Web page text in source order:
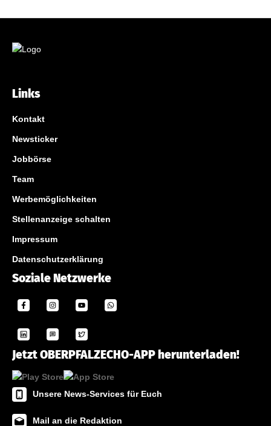
Links
Kontakt
Newsticker
Jobbörse
Team
Werbemöglichkeiten
Stellenanzeige schalten
Impressum
Datenschutzerklärung
Soziale Netzwerke
Jetzt OBERPFALZECHO-APP herunterladen!
Unsere News-Services für Euch
Mail an die Redaktion